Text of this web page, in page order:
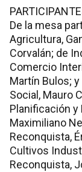
De la mesa
Agricultura,
Corvalán; de
Comercio
Martín Bulos;
Social, Mauro
Planificación
Maximiliano
Reconquista,
Cultivos
Reconquista,